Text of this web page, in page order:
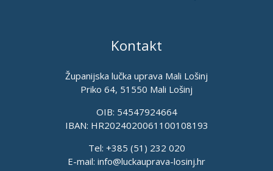
Kontakt
Županijska lučka uprava Mali Lošinj
Priko 64, 51550 Mali Lošinj
OIB: 54547924664
IBAN: HR2024020061100108193
Tel: +385 (51) 232 020
E-mail: info@luckauprava-losinj.hr